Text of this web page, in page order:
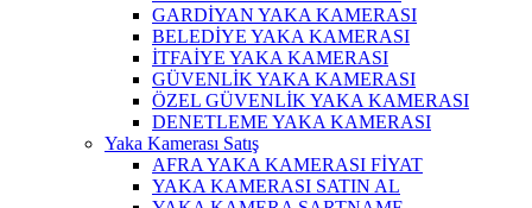
GARDİYAN YAKA KAMERASI
BELEDİYE YAKA KAMERASI
İTFAİYE YAKA KAMERASI
GÜVENLİK YAKA KAMERASI
ÖZEL GÜVENLİK YAKA KAMERASI
DENETLEME YAKA KAMERASI
Yaka Kamerası Satış
AFRA YAKA KAMERASI FİYAT
YAKA KAMERASI SATIN AL